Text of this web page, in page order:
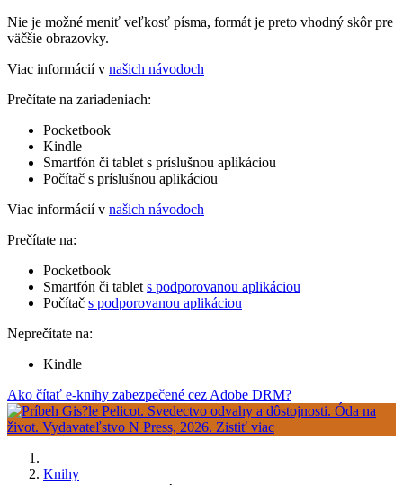
Nie je možné meniť veľkosť písma, formát je preto vhodný skôr pre
väčšie obrazovky.
Viac informácií v našich návodoch
Prečítate na zariadeniach:
Pocketbook
Kindle
Smartfón či tablet s príslušnou aplikáciou
Počítač s príslušnou aplikáciou
Viac informácií v našich návodoch
Prečítate na:
Pocketbook
Smartfón či tablet s podporovanou aplikáciou
Počítač s podporovanou aplikáciou
Neprečítate na:
Kindle
Ako čítať e-knihy zabezpečené cez Adobe DRM?
Knihy